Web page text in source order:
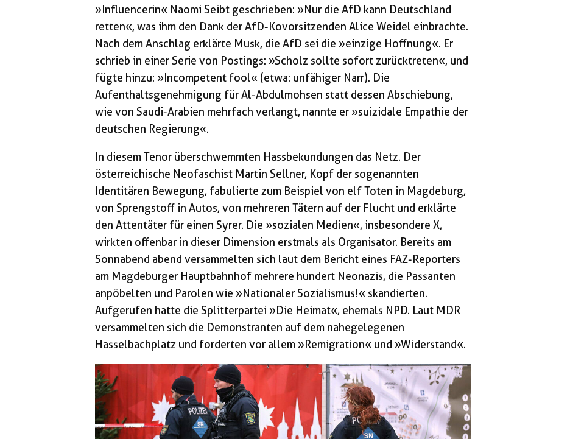
»Influencerin« Naomi Seibt geschrieben: »Nur die AfD kann Deutschland
retten«, was ihm den Dank der AfD-Kovorsitzenden Alice Weidel einbrachte.
Nach dem Anschlag erklärte Musk, die AfD sei die »einzige Hoffnung«. Er
schrieb in einer Serie von Postings: »Scholz sollte sofort zurücktreten«, und
fügte hinzu: »Incompetent fool« (etwa: unfähiger Narr). Die
Aufenthaltsgenehmigung für Al-Abdulmohsen statt dessen Abschiebung,
wie von Saudi-Arabien mehrfach verlangt, nannte er »suizidale Empathie der
deutschen Regierung«.
In diesem Tenor überschwemmten Hassbekundungen das Netz. Der
österreichische Neofaschist Martin Sellner, Kopf der sogenannten
Identitären Bewegung, fabulierte zum Beispiel von elf Toten in Magdeburg,
von Sprengstoff in Autos, von mehreren Tätern auf der Flucht und erklärte
den Attentäter für einen Syrer. Die »sozialen Medien«, insbesondere X,
wirkten offenbar in dieser Dimension erstmals als Organisator. Bereits am
Sonnabend abend versammelten sich laut dem Bericht eines FAZ-Reporters
am Magdeburger Hauptbahnhof mehrere hundert Neonazis, die Passanten
anpöbelten und Parolen wie »Nationaler Sozialismus!« skandierten.
Aufgerufen hatte die Splitterpartei »Die Heimat«, ehemals NPD. Laut MDR
versammelten sich die Demonstranten auf dem nahegelegenen
Hasselbachplatz und forderten vor allem »Remigration« und »Widerstand«.